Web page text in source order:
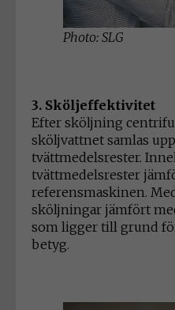
Photo: SLG
3. Sköljeffektivitet
Efter sköljning
sköljvattnet samlas
tvättmedelsrester.
tvättmedelsrester
referensmaskinen.
sköljningar jämfört
som ligger till grund
betyg.